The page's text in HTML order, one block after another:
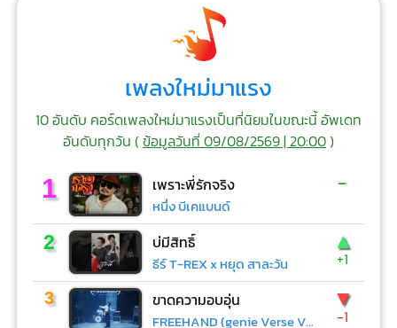
เพลงใหม่มาแรง
10 อันดับ คอร์ดเพลงใหม่มาแรงเป็นที่นิยมในขณะนี้ อัพเดท
อันดับทุกวัน (ข้อมูลวันที่ 09/08/2569 | 20:00)
1 เพราะพี่รักจริง
หนึ่ง บีเคแบนด์
-
2 บ่มีสิทธิ์
ธีร์ T-REX x หยุด สาละวัน
▲
+1
3 ขาดความอบอุ่น
FREEHAND (genie Verse Vol.1)
▼
-1